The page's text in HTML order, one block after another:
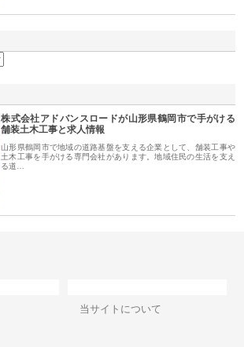
株式会社アドバンスロードが山形県鶴岡市で手がける
舗装土木工事と求人情報
山形県鶴岡市で地域の道路基盤を支える企業として、舗装工事や
土木工事を手がける専門会社があります。地域住民の生活を支え
る道…
当サイトについて